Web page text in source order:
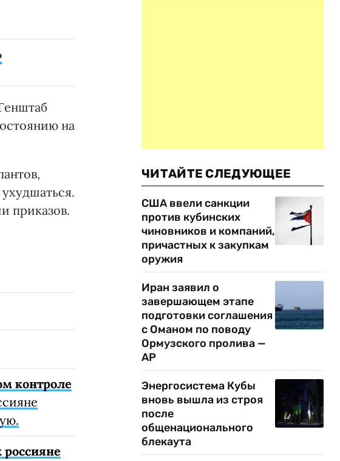
на
приказов.
контроле
ЧИТАЙТЕ СЛЕДУЮЩЕЕ
США ввели санкции
против кубинских
чиновников и компаний,
причастных к закупкам
оружия
Иран заявил о
завершающем этапе
подготовки соглашения
с Оманом по поводу
Ормузского пролива —
AP
Энергосистема Кубы
вновь вышла из строя
после
общенационального
блекаута